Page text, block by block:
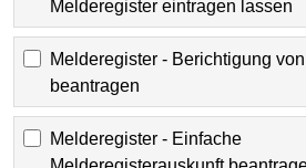
Melderegister eintragen lassen
Melderegister - Berichtigung
beantragen
Melderegister - Einfache